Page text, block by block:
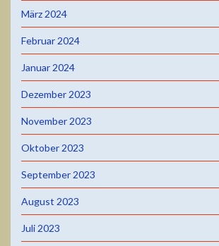
März 2024
Februar 2024
Januar 2024
Dezember 2023
November 2023
Oktober 2023
September 2023
August 2023
Juli 2023